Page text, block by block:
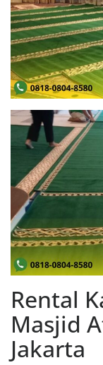
Rental
Masjid
Jakarta